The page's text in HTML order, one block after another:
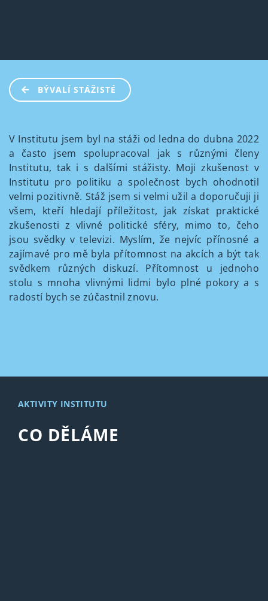
BÝVALÍ STÁŽISTÉ
V Institutu jsem byl na stáži od ledna do dubna 2022
a často jsem spolupracoval jak s různými členy
Institutu, tak i s dalšími stážisty. Moji zkušenost v
Institutu pro politiku a společnost bych ohodnotil
velmi pozitivně. Stáž jsem si velmi užil a doporučuji ji
všem, kteří hledají příležitost, jak získat praktické
zkušenosti z vlivné politické sféry, mimo to, čeho
jsou svědky v televizi. Myslím, že nejvíc přínosné a
zajímavé pro mě byla přítomnost na akcích a být tak
svědkem různých diskuzí. Přítomnost u jednoho
stolu s mnoha vlivnými lidmi bylo plné pokory a s
radostí bych se zúčastnil znovu.
CO DĚLÁME
AKTIVITY INSTITUTU